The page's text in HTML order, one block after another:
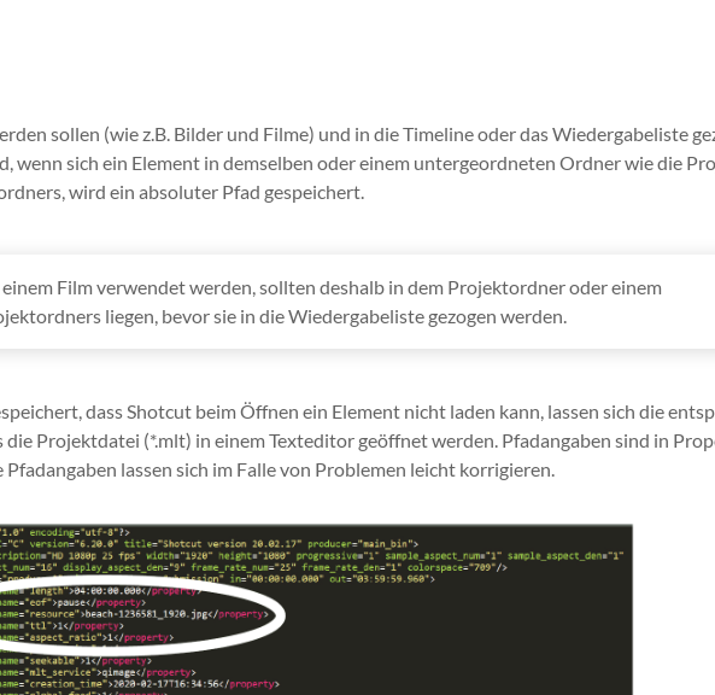
sollen (wie z.B. Bilder und Filme) und in die Timeline oder das Wiedergabeliste
wenn sich ein Element in demselben oder einem untergeordneten Ordner wie die
wird ein absoluter Pfad gespeichert.
Film verwendet werden, sollten deshalb in dem Projektordner oder einem
liegen, bevor sie in die Wiedergabeliste gezogen werden.
dass Shotcut beim Öffnen ein Element nicht laden kann, lassen sich die
Projektdatei (*.mlt) in einem Texteditor geöffnet werden. Pfadangaben sind in
lassen sich im Falle von Problemen leicht korrigieren.